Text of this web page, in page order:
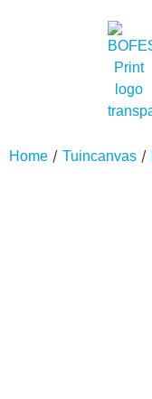
Home / Tuincanvas /